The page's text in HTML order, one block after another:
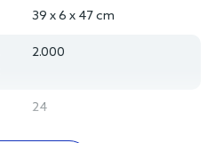
39 x 6 x 47 cm
2.000
24